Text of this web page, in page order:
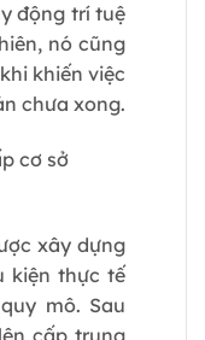
động trí tuệ
nó cũng
khiến việc
chưa xong.
cơ sở
xây dựng
kiện thực tế
mô. Sau
cấp trung